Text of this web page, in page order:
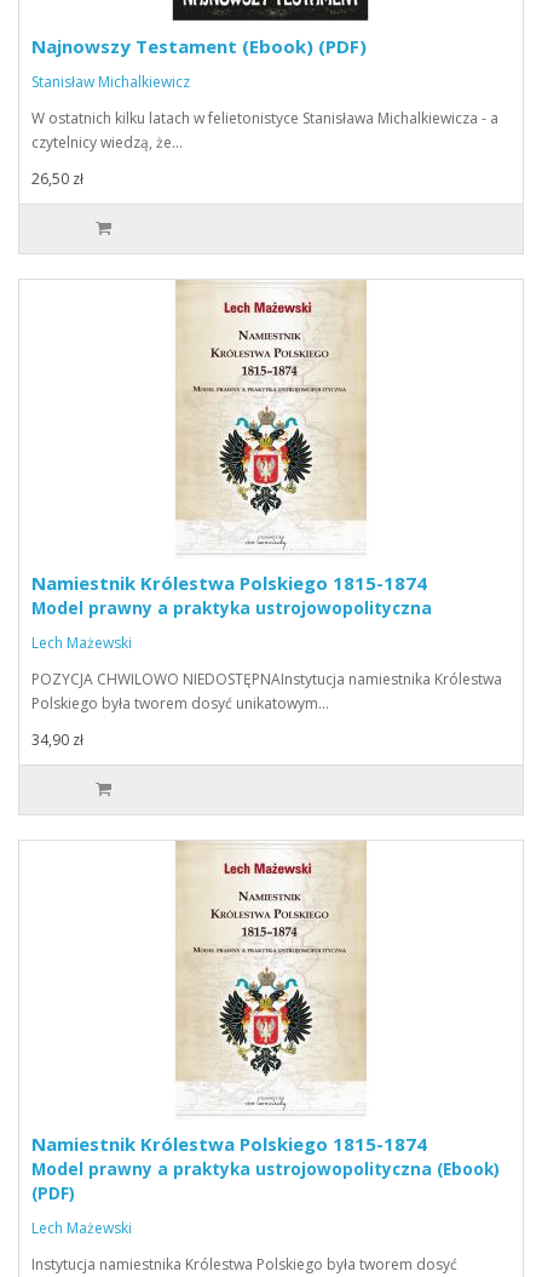
Najnowszy Testament (Ebook) (PDF)
Stanisław Michalkiewicz
W ostatnich kilku latach w felietonistyce Stanisława Michalkiewicza - a
czytelnicy wiedzą, że…
26,50 zł
Namiestnik Królestwa Polskiego 1815-1874
Model prawny a praktyka ustrojowopolityczna
Lech Mażewski
POZYCJA CHWILOWO NIEDOSTĘPNAInstytucja namiestnika Królestwa
Polskiego była tworem dosyć unikatowym…
34,90 zł
Namiestnik Królestwa Polskiego 1815-1874
Model prawny a praktyka ustrojowopolityczna (Ebook)
(PDF)
Lech Mażewski
Instytucja namiestnika Królestwa Polskiego była tworem dosyć